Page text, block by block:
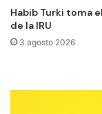
Habib Turki toma
de la IRU
3 agosto 2026